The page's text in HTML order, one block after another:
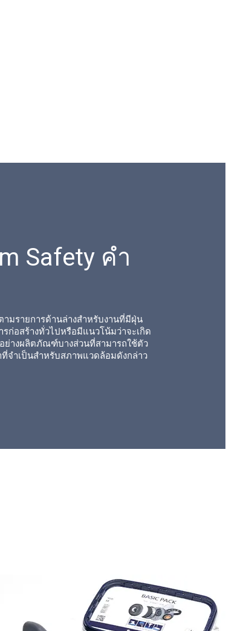
Safety คำ
มรายการด้านล่างสำหรับงานที่มีฝุ่น
ก่อสร้างทั่วไปหรือมีแนวโน้มว่าจะเกิด
ย่างผลิตภัณฑ์บางส่วนที่สามารถใช้ตัว
าที่จำเป็นสำหรับสภาพแวดล้อมดังกล่าว